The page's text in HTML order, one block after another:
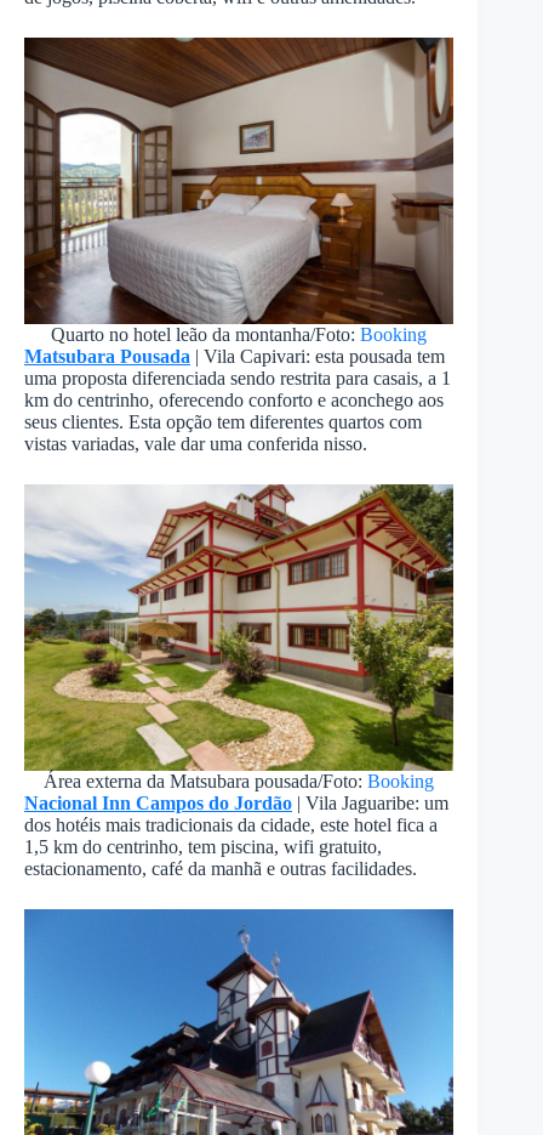
Quarto no hotel leão da montanha/Foto:Booking
Matsubara Pousada | Vila Capivari: esta pousada tem
uma proposta diferenciada sendo restrita para casais, a 1
km do centrinho, oferecendo conforto e aconchego aos
seus clientes. Esta opção tem diferentes quartos com
vistas variadas, vale dar uma conferida nisso.
Área externa da Matsubara pousada/Foto:Booking
Nacional Inn Campos do Jordão | Vila Jaguaribe: um
dos hotéis mais tradicionais da cidade, este hotel fica a
1,5 km do centrinho, tem piscina, wifi gratuito,
estacionamento, café da manhã e outras facilidades.